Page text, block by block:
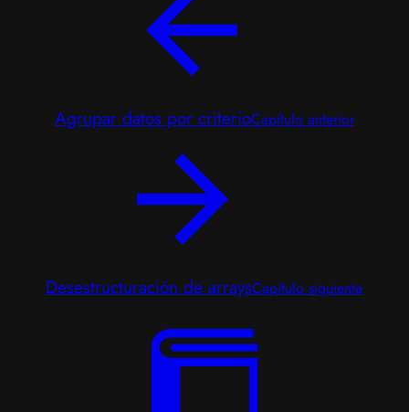
Agrupar datos por criterioCapítulo anterior
Desestructuración de arraysCapítulo siguiente